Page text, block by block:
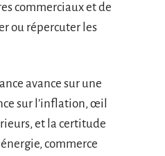
commerciaux et de
ou répercuter les
avance sur une
sur l’inflation, œil
et la certitude
commerce